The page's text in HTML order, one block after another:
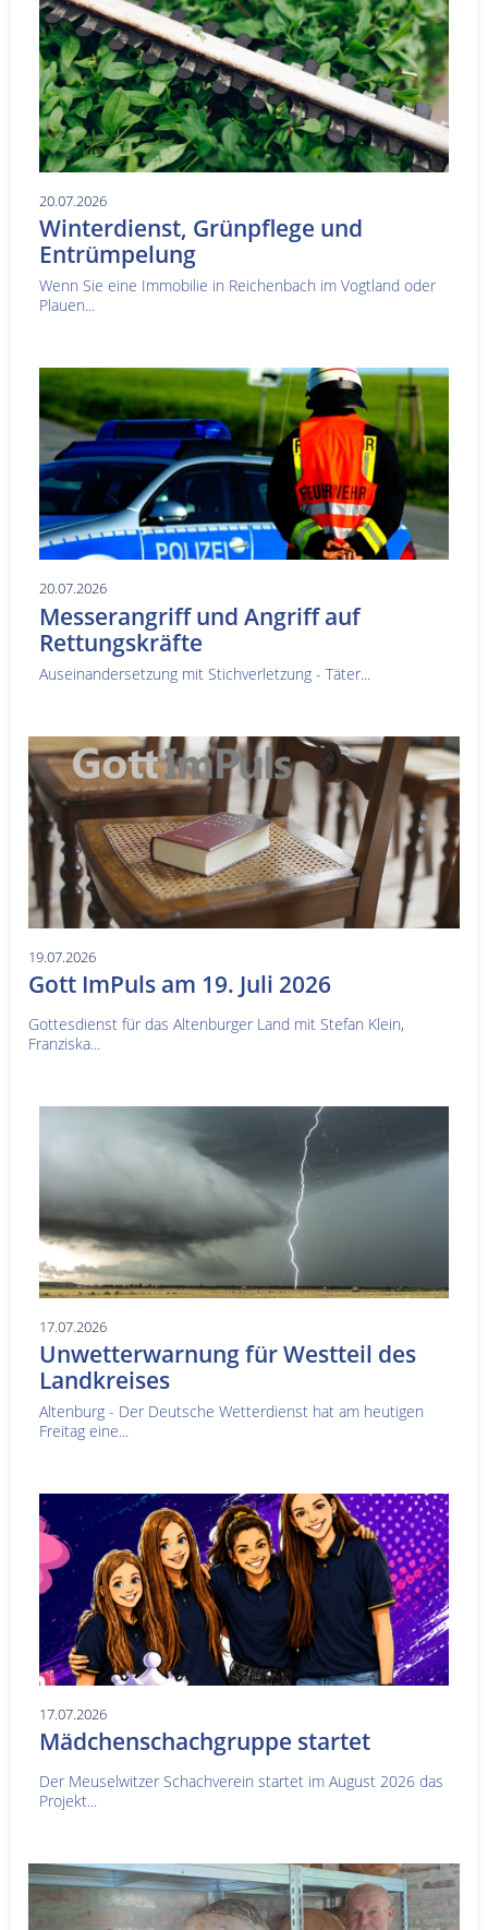
20.07.2026
Winterdienst, Grünpflege und
Entrümpelung
Wenn Sie eine Immobilie in Reichenbach im Vogtland oder
Plauen...
20.07.2026
Messerangriff und Angriff auf
Rettungskräfte
Auseinandersetzung mit Stichverletzung - Täter...
19.07.2026
Gott ImPuls am 19. Juli 2026
Gottesdienst für das Altenburger Land mit Stefan Klein,
Franziska...
17.07.2026
Unwetterwarnung für Westteil des
Landkreises
Altenburg - Der Deutsche Wetterdienst hat am heutigen
Freitag eine...
17.07.2026
Mädchenschachgruppe startet
Der Meuselwitzer Schachverein startet im August 2026 das
Projekt...